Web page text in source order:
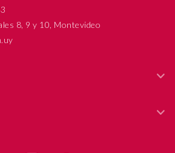
8, 9 y 10, Montevideo